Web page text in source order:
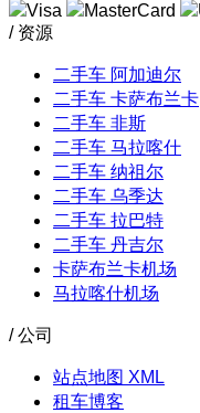
/ 资源
二手车 阿加迪尔
二手车 卡萨布兰卡
二手车 非斯
二手车 马拉喀什
二手车 纳祖尔
二手车 乌季达
二手车 拉巴特
二手车 丹吉尔
卡萨布兰卡机场
马拉喀什机场
/ 公司
站点地图 XML
租车博客